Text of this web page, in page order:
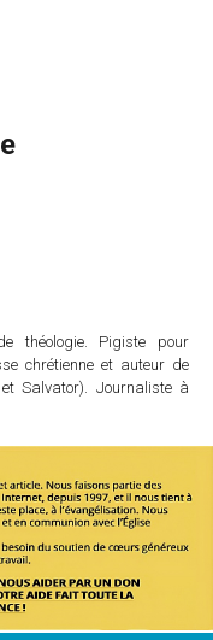
théologie. Pigiste pour
chrétienne et auteur de
Salvator). Journaliste à